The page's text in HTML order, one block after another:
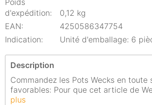
Poids
d'expédition:
0,12 kg
EAN:
4250586347754
Indication:
Unité d'emballage: 6
Description
Commandez les Pots Wecks en toute
favorables: Pour que cet article de
plus